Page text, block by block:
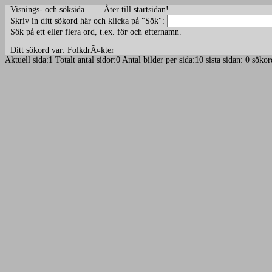
Visnings- och söksida. Åter till startsidan!
Skriv in ditt sökord här och klicka på "Sök":
Sök på ett eller flera ord, t.ex. för och efternamn.
Ditt sökord var: FolkdrÃ¤kter
Aktuell sida:1 Totalt antal sidor:0 Antal bilder per sida:10 sista sidan: 0